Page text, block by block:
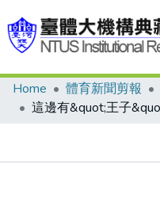
Communities & Collections
Home 體育新聞剪報